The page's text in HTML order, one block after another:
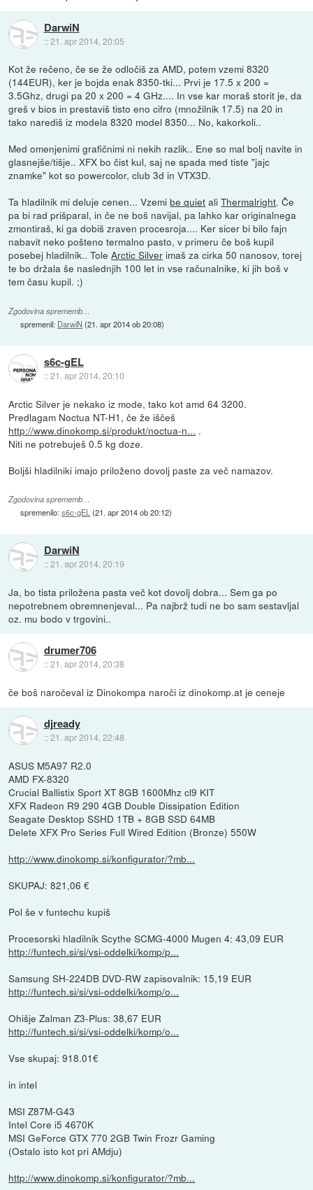
DarwiN
::21. apr 2014, 20:05
Kot že rečeno, če se že odločiš za AMD, potem vzemi 8320
(144EUR), ker je bojda enak 8350-tki... Prvi je 17.5 x 200 =
3.5Ghz, drugi pa 20 x 200 = 4 GHz.... In vse kar moraš storit je, da
greš v bios in prestaviš tisto eno cifro (množilnik 17.5) na 20 in
tako narediš iz modela 8320 model 8350... No, kakorkoli..
Med omenjenimi grafičnimi ni nekih razlik.. Ene so mal bolj navite in
glasnejše/tišje.. XFX bo čist kul, saj ne spada med tiste "jajc
znamke" kot so powercolor, club 3d in VTX3D.
Ta hladilnik mi deluje cenen... Vzemibe quiet aliThermalright. Če
pa bi rad prišparal, in če ne boš navijal, pa lahko kar originalnega
zmontiraš, ki ga dobiš zraven procesroja.... Ker sicer bi bilo fajn
nabavit neko pošteno termalno pasto, v primeru če boš kupil
posebej hladilnik.. ToleArctic Silver imaš za cirka 50 nanosov, torej
te bo držala še naslednjih 100 let in vse računalnike, ki jih boš v
tem času kupil. ;)
Zgodovina sprememb…
spremenil: DarwiN (21. apr 2014 ob 20:08)
s6c-gEL
::21. apr 2014, 20:10
Arctic Silver je nekako iz mode, tako kot amd 64 3200.
Predlagam Noctua NT-H1, če že iščeš
http://www.dinokomp.si/produkt/noctua-n... .
Niti ne potrebuješ 0.5 kg doze.
Boljši hladilniki imajo priloženo dovolj paste za več namazov.
Zgodovina sprememb…
spremenilo:s6c-gEL (21. apr 2014 ob 20:12)
DarwiN
::21. apr 2014, 20:19
Ja, bo tista priložena pasta več kot dovolj dobra... Sem ga po
nepotrebnem obremnenjeval... Pa najbrž tudi ne bo sam sestavljal
oz. mu bodo v trgovini..
drumer706
::21. apr 2014, 20:38
če boš naročeval iz Dinokompa naroči iz dinokomp.at je ceneje
djready
::21. apr 2014, 22:48
ASUS M5A97 R2.0
AMD FX-8320
Crucial Ballistix Sport XT 8GB 1600Mhz cl9 KIT
XFX Radeon R9 290 4GB Double Dissipation Edition
Seagate Desktop SSHD 1TB + 8GB SSD 64MB
Delete XFX Pro Series Full Wired Edition (Bronze) 550W
http://www.dinokomp.si/konfigurator/?mb...
SKUPAJ: 821,06 €
Pol še v funtechu kupiš
Procesorski hladilnik Scythe SCMG-4000 Mugen 4: 43,09 EUR
http://funtech.si/si/vsi-oddelki/komp/p...
Samsung SH-224DB DVD-RW zapisovalnik: 15,19 EUR
http://funtech.si/si/vsi-oddelki/komp/o...
Ohišje Zalman Z3-Plus: 38,67 EUR
http://funtech.si/si/vsi-oddelki/komp/o...
Vse skupaj: 918.01€
in intel
MSI Z87M-G43
Intel Core i5 4670K
MSI GeForce GTX 770 2GB Twin Frozr Gaming
(Ostalo isto kot pri AMdju)
http://www.dinokomp.si/konfigurator/?mb...